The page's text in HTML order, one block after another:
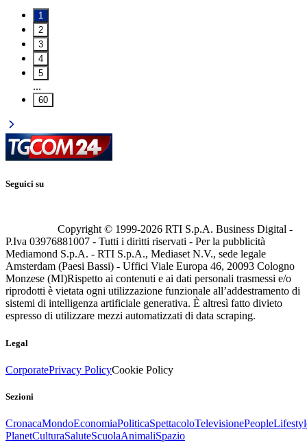
1
2
3
4
5
...
60
Seguici su
Copyright © 1999-2026 RTI S.p.A. Business Digital -
P.Iva 03976881007 - Tutti i diritti riservati - Per la pubblicità
Mediamond S.p.A. - RTI S.p.A., Mediaset N.V., sede legale
Amsterdam (Paesi Bassi) - Uffici Viale Europa 46, 20093 Cologno
Monzese (MI)Rispetto ai contenuti e ai dati personali trasmessi e/o
riprodotti è vietata ogni utilizzazione funzionale all’addestramento di
sistemi di intelligenza artificiale generativa. È altresì fatto divieto
espresso di utilizzare mezzi automatizzati di data scraping.
Legal
CorporatePrivacy PolicyCookie Policy
Sezioni
CronacaMondoEconomiaPoliticaSpettacoloTelevisionePeople
PlanetCulturaSaluteScuolaAnimaliSpazio